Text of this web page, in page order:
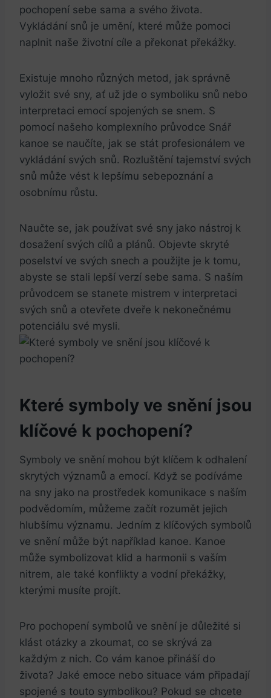
pochopení sebe sama a svého života.
Vykládání snů je umění, které může pomoci
naplnit naše životní cíle a překonat překážky.
Existuje mnoho různých metod, jak správně
vyložit své sny, ať už jde o symboliku snů nebo
interpretaci emocí spojených se snem. S
pomocí našeho komplexního průvodce Snář
kanoe se naučíte, jak se stát profesionálem ve
vykládání svých snů. Rozluštění tajemství svých
snů může vést k lepšímu sebepoznání a
osobnímu růstu.
Naučte se, jak používat své sny jako nástroj k
dosažení svých cílů a plánů. Objevte skryté
poselství ve svých snech a použijte je k tomu,
abyste se stali lepší verzí sebe sama. S naším
průvodcem se stanete mistrem v interpretaci
svých snů a otevřete dveře k nekonečnému
potenciálu své mysli.
Které symboly ve snění jsou
klíčové k pochopení?
Symboly ve snění mohou být klíčem k odhalení
skrytých významů a emocí. Když se podíváme
na sny jako na prostředek komunikace s naším
podvědomím, můžeme začít rozumět jejich
hlubšímu významu. Jedním z klíčových symbolů
ve snění může být například kanoe. Kanoe
může symbolizovat klid a harmonii s vaším
nitrem, ale také konflikty a vodní překážky,
kterými musíte projít.
Pro pochopení symbolů ve snění je důležité si
klást otázky a zkoumat, co se skrývá za
každým z nich. Co vám kanoe přináší do
života? Jaké emoce nebo situace vám připadají
spojené s touto symbolikou? Pokud se chcete